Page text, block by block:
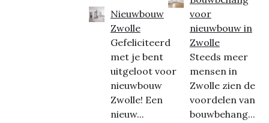
Nieuwbouw
Zwolle
Gefeliciteerd
met je bent
uitgeloot voor
nieuwbouw
Zwolle! Een
nieuw...
voor
nieuwbouw in
Zwolle
Steeds meer
mensen in
Zwolle zien de
voordelen van
bouwbehang...